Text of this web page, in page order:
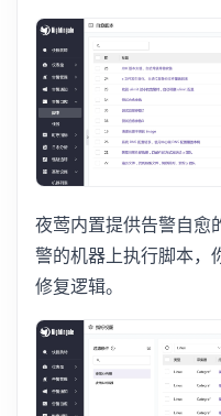
夜莺内置提供告警自愈
警的机器上执行脚本，
修复逻辑。